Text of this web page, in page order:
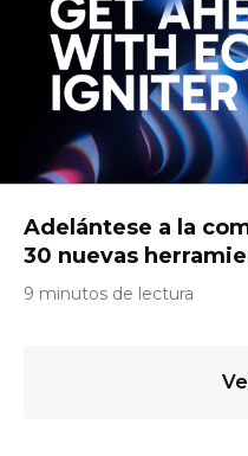
Adelántese a la
30 nuevas
9 minutos de lectura